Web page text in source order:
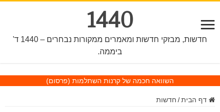
1440
חדשות, מבזקי חדשות ומאמרים ממקורות נבחרים – 1440 ד'
ביממה.
השוואה חכמה של קרנות השתלמות (פרסום)
דף הבית / חדשות